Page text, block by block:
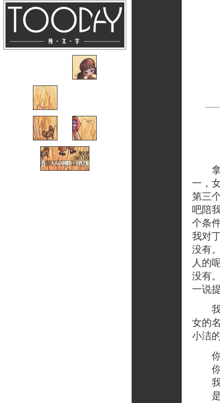
拿
一，
第三
吧陪
个条
我对
没有
人的
没有
一说
我
女的
小洁
你
你
我
是